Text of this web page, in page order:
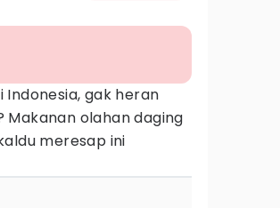
gak heran
Makanan olahan daging
meresap ini